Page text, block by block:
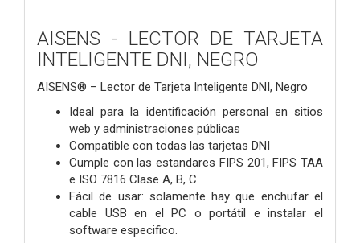
AISENS - LECTOR DE TARJETA
INTELIGENTE DNI, NEGRO
AISENS® – Lector de Tarjeta Inteligente DNI, Negro
Ideal para la identificación personal en sitios
web y administraciones públicas
Compatible con todas las tarjetas DNI
Cumple con las estandares FIPS 201, FIPS TAA
e ISO 7816 Clase A, B, C.
Fácil de usar: solamente hay que enchufar el
cable USB en el PC o portátil e instalar el
software especifico.